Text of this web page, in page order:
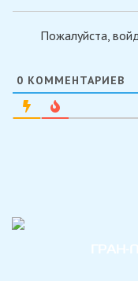
Пожалуйста,
0 КОММЕНТАРИЕВ